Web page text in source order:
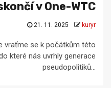
v One-WTC
21. 11. 2025 kuryr
vraťme se k počátkům této
které nás uvrhly generace
pseudopolitiků...